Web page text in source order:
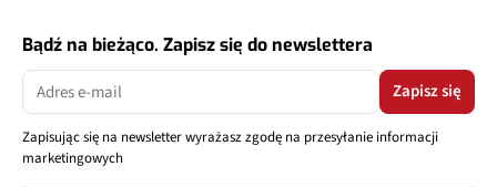
Bądź na bieżąco. Zapisz się do newslettera
Zapisz się
Zapisując się na newsletter wyrażasz zgodę na przesyłanie informacji
marketingowych